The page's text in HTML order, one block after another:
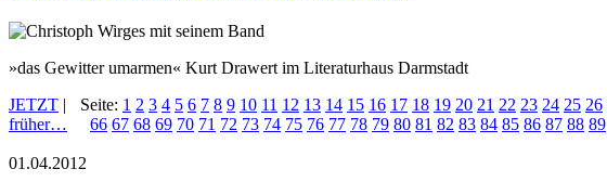
»das Gewitter umarmen« Kurt Drawert im Literaturhaus Darmstadt
JETZT |
früher…
Seite: 1 2 3 4 5 6 7 8 9 10 11 12 13 14 15 16 17 18 19 20 21 22 23 24 25 26
66 67 68 69 70 71 72 73 74 75 76 77 78 79 80 81 82 83 84 85 86 87 88 89
01.04.2012